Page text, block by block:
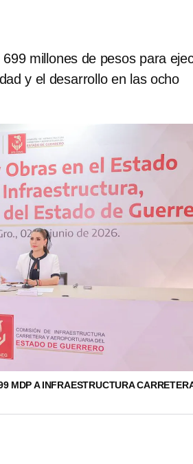
millones de pesos para
y el desarrollo en las ocho
MDP A INFRAESTRUCTURA